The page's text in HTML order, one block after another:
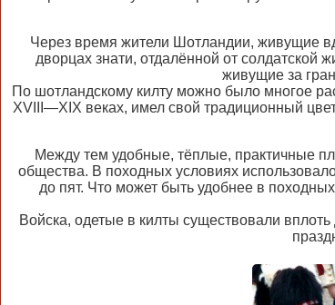
Через время жители Шотландии, живущие
дворцах знати, отдалённой от солдатской
живущие за
По шотландскому килту можно было многое
XVIII—XIX веках, имел свой традиционный
Между тем удобные, тёплые, практичные
общества. В походных условиях
до пят. Что может быть удобнее в
Войска, одетые в килты существовали